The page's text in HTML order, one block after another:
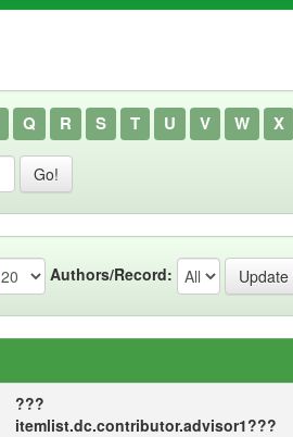
Q R S T U V W X
Authors/Record:
???
itemlist.dc.contributor.advisor1???